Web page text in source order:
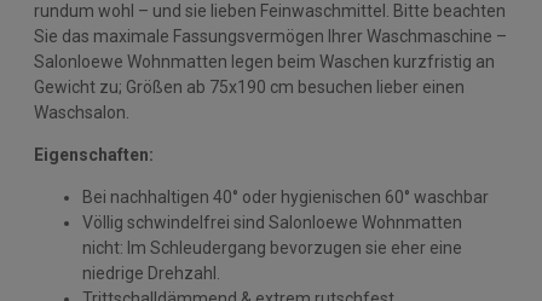
rundum wohl – und sie lieben Feinwaschmittel. Bitte beachten
Sie das maximale Fassungsvermögen Ihrer Waschmaschine –
Salonloewe Wohnmatten legen beim Waschen kurzfristig an
Gewicht zu; Größen ab 75x190 cm besuchen lieber einen
Waschsalon.
Eigenschaften:
Bei nachhaltigen 40° oder hygienischen 60° waschbar
Völlig schwindelfrei sind Salonloewe Wohnmatten
nicht: Im Schleudergang bevorzugen sie eher eine
niedrige Drehzahl.